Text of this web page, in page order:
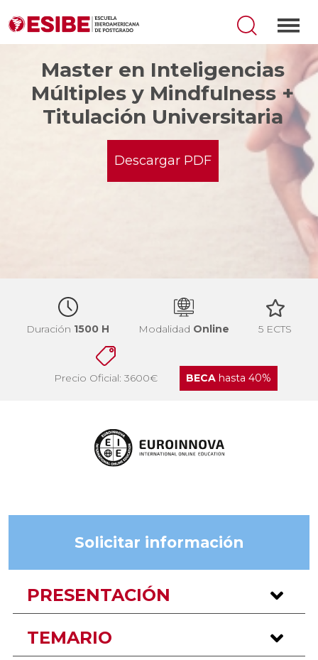
Master en Inteligencias
Múltiples y Mindfulness +
Titulación Universitaria
Descargar PDF
Duración 1500 H Modalidad Online 5 ECTS
Precio Oficial: 3600€ BECAhasta 40%
Solicitar información
PRESENTACIÓN
TEMARIO